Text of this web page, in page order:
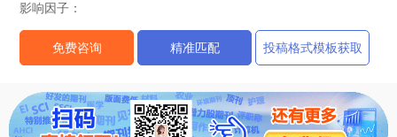
态
范
于
影响因子：
免费咨询 精准匹配 投稿格式模板获取